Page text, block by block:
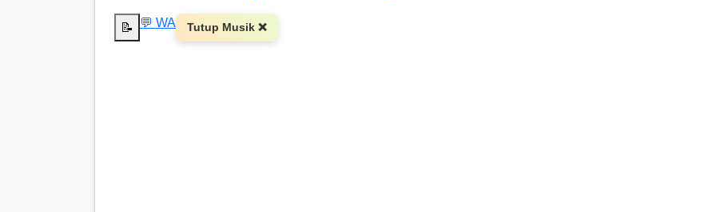
📝 💬 WA Tutup Musik ❌